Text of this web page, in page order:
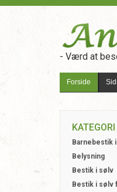
- Værd at
Forside
KATEGORI
Barnebestik
Belysning
Bestik i sølv
Bestik i sølv